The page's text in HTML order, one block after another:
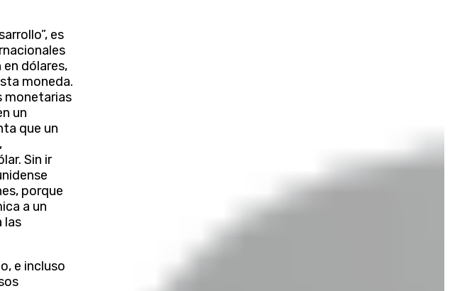
es
dólares,
moneda.
monetarias
un
que un
Sin ir
porque
a un
las
e incluso